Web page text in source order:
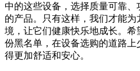
中的这些设备，选择质量可靠
的产品。只有这样，我们才能
境，让它们健康快乐地成长。
份黑名单，在设备选购的道路
得更加舒适和安心。